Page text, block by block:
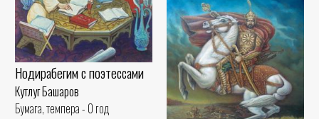
Нодирабегим с поэтессами
Кутлуг Башаров
Бумага, темпера - 0 год